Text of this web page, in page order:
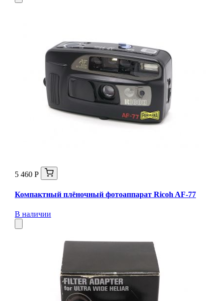
5 460 Р
Компактный плёночный фотоаппарат Ricoh AF-77
В наличии